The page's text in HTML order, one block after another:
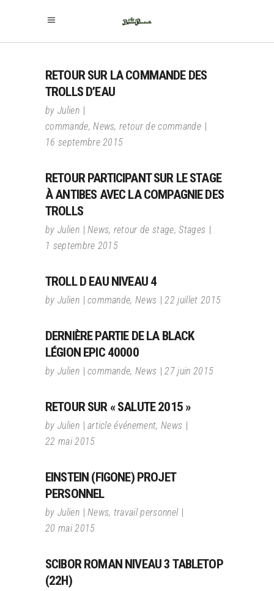
RETOUR SUR LA COMMANDE DES
TROLLS D’EAU
by Julien
commande,News,retour de commande
16 septembre 2015
RETOUR PARTICIPANT SUR LE STAGE
À ANTIBES AVEC LA COMPAGNIE DES
TROLLS
by Julien News, retour de stage,Stages
1 septembre 2015
TROLL D EAU NIVEAU 4
by Julien commande,News 22 juillet 2015
DERNIÈRE PARTIE DE LA BLACK
LÉGION EPIC 40000
by Julien commande,News 27 juin 2015
RETOUR SUR « SALUTE 2015 »
by Julien article événement, News
22 mai 2015
EINSTEIN (FIGONE) PROJET
PERSONNEL
by Julien News, travail personnel
20 mai 2015
SCIBOR ROMAN NIVEAU 3 TABLETOP
(22H)